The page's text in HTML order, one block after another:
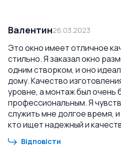
Валентин26.03.2023
Это окно имеет отличное
стильно. Я заказал окно
одним створком, и оно
дому. Качество
уровне, а монтаж был очень
профессиональным. Я
служить мне долгое время,
кто ищет надежный и
Відповісти